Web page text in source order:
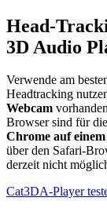
Head-
3D Audio
Verwende am
Headtracking
Webcam
Browser sind für
Chrome auf
über den Safari-
derzeit nicht
Cat3DA-Player